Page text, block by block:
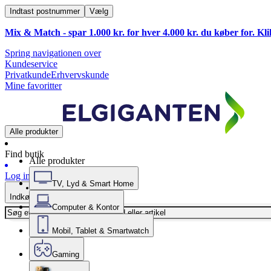
Indtast postnummer Vælg
Mix & Match - spar 1.000 kr. for hver 4.000 kr. du køber for.
Spring navigationen over
Kundeservice
PrivatkundeErhvervskunde
Mine favoritter
Alle produkter
Find butik
Log ind
Indkøbskurv
Alle produkter
TV, Lyd & Smart Home
Computer & Kontor
Mobil, Tablet & Smartwatch
Gaming